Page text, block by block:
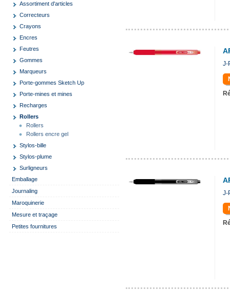
Assortiment d'articles
Correcteurs
Crayons
Encres
Feutres
Gommes
Marqueurs
Porte-gommes Sketch Up
Porte-mines et mines
Recharges
Rollers
Rollers
Rollers encre gel
Stylos-bille
Stylos-plume
Surligneurs
Emballage
Journaling
Maroquinerie
Mesure et traçage
Petites fournitures
J-
J-